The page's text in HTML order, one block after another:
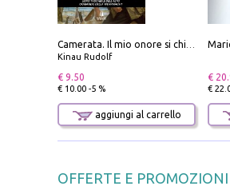
Kinau Rudolf
€ 9.50
€ 10.00 -5 %
aggiungi al carrello
€
€
OFFERTE E PROMOZIONI